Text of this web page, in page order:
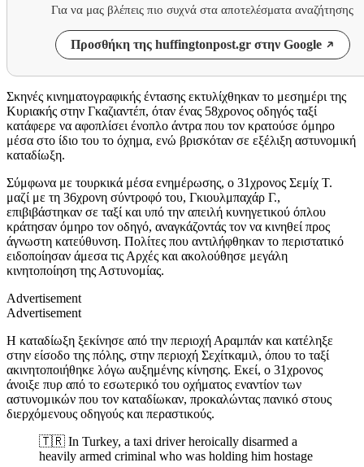
Για να μας βλέπεις πιο συχνά στα αποτελέσματα αναζήτησης
Προσθήκη της huffingtonpost.gr στην Google
Σκηνές κινηματογραφικής έντασης εκτυλίχθηκαν το μεσημέρι της
Κυριακής στην Γκαζιαντέπ, όταν ένας 58χρονος οδηγός ταξί
κατάφερε να αφοπλίσει ένοπλο άντρα που τον κρατούσε όμηρο
μέσα στο ίδιο του το όχημα, ενώ βρισκόταν σε εξέλιξη αστυνομική
καταδίωξη.
Σύμφωνα με τουρκικά μέσα ενημέρωσης, ο 31χρονος Σεμίχ Τ.
μαζί με τη 36χρονη σύντροφό του, Γκιουλμπαχάρ Γ.,
επιβιβάστηκαν σε ταξί και υπό την απειλή κυνηγετικού όπλου
κράτησαν όμηρο τον οδηγό, αναγκάζοντάς τον να κινηθεί προς
άγνωστη κατεύθυνση. Πολίτες που αντιλήφθηκαν το περιστατικό
ειδοποίησαν άμεσα τις Αρχές και ακολούθησε μεγάλη
κινητοποίηση της Αστυνομίας.
Advertisement
Advertisement
Η καταδίωξη ξεκίνησε από την περιοχή Αραμπάν και κατέληξε
στην είσοδο της πόλης, στην περιοχή Σεχίτκαμιλ, όπου το ταξί
ακινητοποιήθηκε λόγω αυξημένης κίνησης. Εκεί, ο 31χρονος
άνοιξε πυρ από το εσωτερικό του οχήματος εναντίον των
αστυνομικών που τον καταδίωκαν, προκαλώντας πανικό στους
διερχόμενους οδηγούς και περαστικούς.
🇹🇷 In Turkey, a taxi driver heroically disarmed a
heavily armed criminal who was holding him hostage